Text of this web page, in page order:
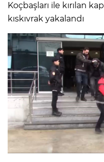
Koçbaşları ile kırılan
kıskıvrak yakalandı